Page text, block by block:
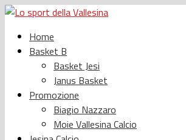
Home
Basket B
Basket Jesi
Janus Basket
Promozione
Biagio Nazzaro
Moie Vallesina Calcio